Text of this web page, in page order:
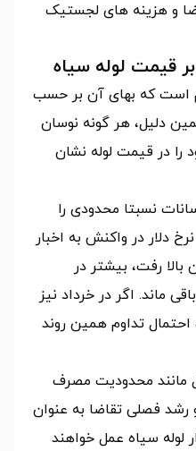
و هزینه های لجستیک
بر قیمت لوله سیاه
است که بهای آن بر حسب
دلیل، هر گونه نوسان
را در قیمت لوله نشان
نسبتا محدودی را
دلار در واکنش به اخبار
هزار تومان بالا رفت، بیشتر در
تومان باقی ماند. اگر در خرداد نیز
احتمال تداوم همین روند
مانند محدودیت مصرف
رشد فصلی تقاضا به عنوان
لوله سیاه عمل خواهند